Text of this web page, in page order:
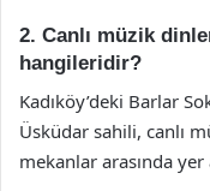
2. Canlı müzik
hangileridir?
Kadıköy’deki Barlar
Üsküdar sahili, canlı
mekanlar arasında yer